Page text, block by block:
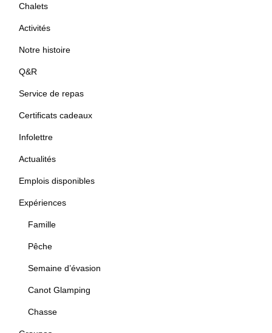
Chalets
Activités
Notre histoire
Q&R
Service de repas
Certificats cadeaux
Infolettre
Actualités
Emplois disponibles
Expériences
Famille
Pêche
Semaine d’évasion
Canot Glamping
Chasse